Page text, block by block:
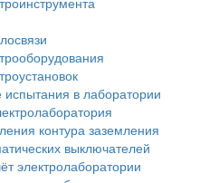
испытания в лаборатории
контура заземления
выключателей
электролаборатории